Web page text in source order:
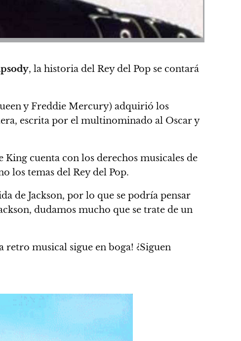
, la historia del Rey del Pop se contará
y Freddie Mercury) adquirió los
escrita por el multinominado al Oscar y
cuenta con los derechos musicales de
los temas del Rey del Pop.
de Jackson, por lo que se podría pensar
dudamos mucho que se trate de un
retro musical sigue en boga! ¿Siguen